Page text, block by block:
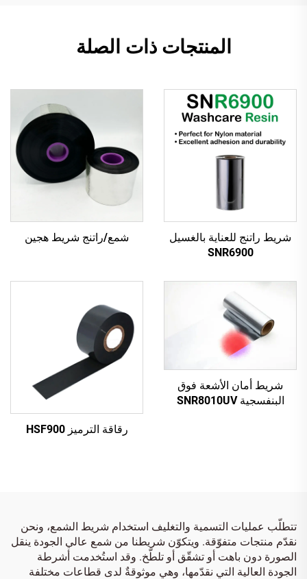
المنتجات ذات الصلة
شريط راتنج للعناية بالغسيل
SNR6900
شمع/راتنج شريط هجين
شريط أمان الأشعة فوق
البنفسجية SNR8010UV
رقاقة الترميز HSF900
تتطلّب عمليات التسمية والتغليف استخدام شريط الشمع، ونحن
نقدّم منتجات متفوّقة. ويتكوّن شريطنا من شمع عالي الجودة ينقل
الصورة دون باهت أو تشقّق أو تلطّخ. وقد استُخدمت أشرطة
الجودة العالية التي نقدّمها، وهي موثوقةٌ لدى قطاعات مختلفة